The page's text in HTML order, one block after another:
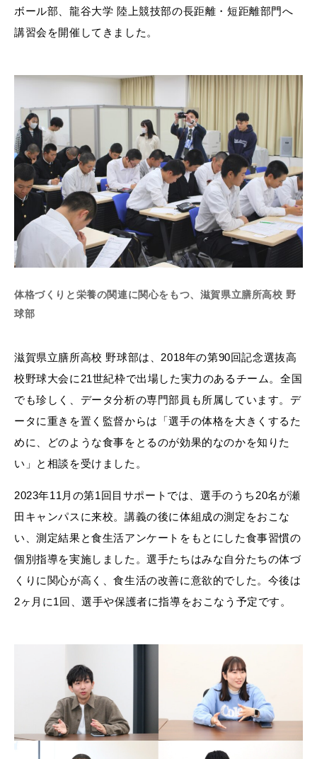
ボール部、龍谷大学 陸上競技部の長距離・短距離部門へ
講習会を開催してきました。
体格づくりと栄養の関連に関心をもつ、滋賀県立膳所高校 野
球部
滋賀県立膳所高校 野球部は、2018年の第90回記念選抜高
校野球大会に21世紀枠で出場した実力のあるチーム。全国
でも珍しく、データ分析の専門部員も所属しています。デ
ータに重きを置く監督からは「選手の体格を大きくするた
めに、どのような食事をとるのが効果的なのかを知りた
い」と相談を受けました。
2023年11月の第1回目サポートでは、選手のうち20名が瀬
田キャンパスに来校。講義の後に体組成の測定をおこな
い、測定結果と食生活アンケートをもとにした食事習慣の
個別指導を実施しました。選手たちはみな自分たちの体づ
くりに関心が高く、食生活の改善に意欲的でした。今後は
2ヶ月に1回、選手や保護者に指導をおこなう予定です。